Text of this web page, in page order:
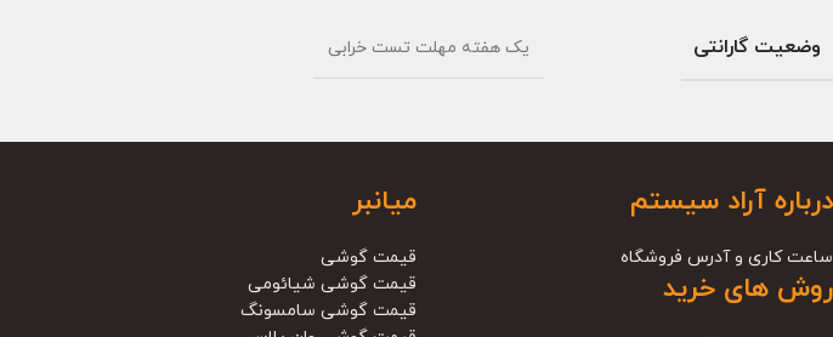
وضعیت گارانتی یک هفته مهلت تست خرابی
میانبر
قیمت گوشی
قیمت گوشی شیائومی
قیمت گوشی سامسونگ
درباره آراد سیستم
ساعت کاری و آدرس فروشگاه
روش های خرید